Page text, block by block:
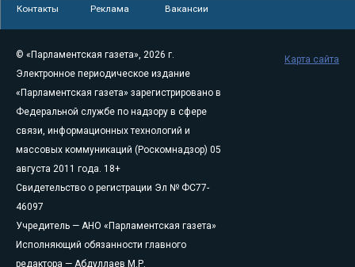
Контакты Реклама Вакансии
© «Парламентская газета», 2026 г.
Электронное периодическое издание
«Парламентская газета» зарегистрировано в
Федеральной службе по надзору в сфере
связи, информационных технологий и
массовых коммуникаций (Роскомнадзор) 05
августа 2011 года. 18+
Свидетельство о регистрации Эл № ФС77-
46097
Учредитель — АНО «Парламентская газета»
Исполняющий обязанности главного
редактора — Абдуллаев М.Р.
Карта сайта